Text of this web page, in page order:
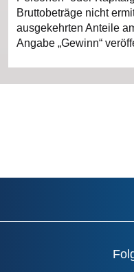
Bruttobeträge nicht
ausgekehrten Anteile
Angabe „Gewinn“